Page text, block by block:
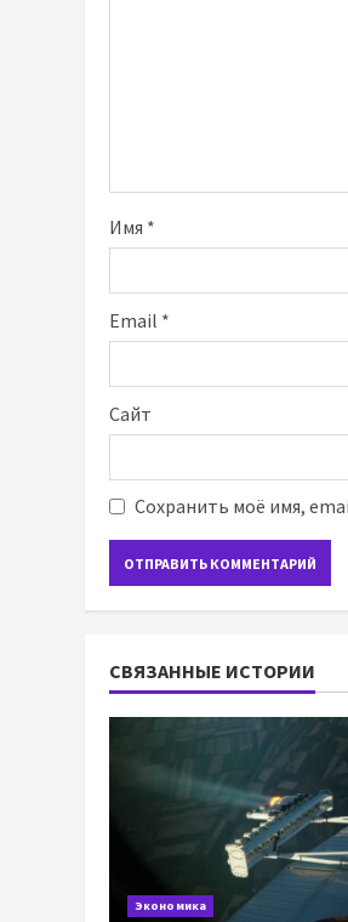
Имя *
Email *
Сайт
Сохранить моё имя,
СВЯЗАННЫЕ ИСТОРИИ
Экономика